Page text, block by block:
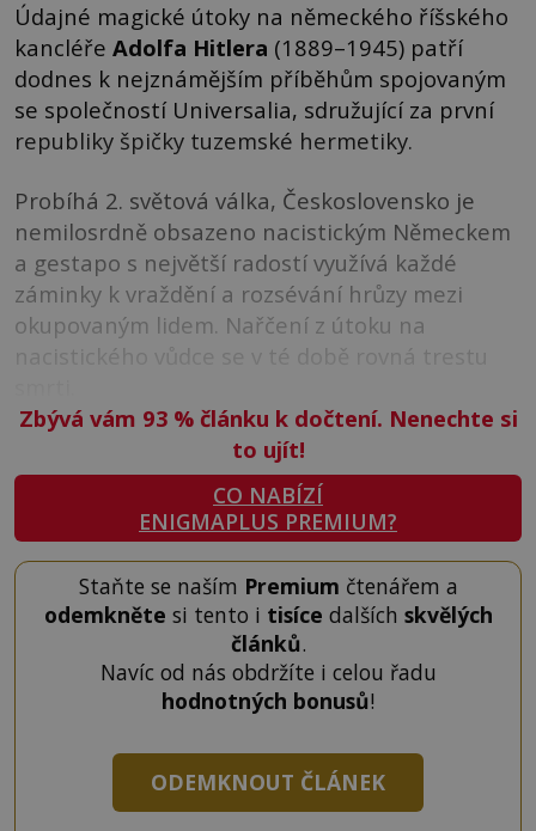
Údajné magické útoky na německého říšského
kancléře Adolfa Hitlera (1889–1945) patří
dodnes k nejznámějším příběhům spojovaným
se společností Universalia, sdružující za první
republiky špičky tuzemské hermetiky.
Probíhá 2. světová válka, Československo je
nemilosrdně obsazeno nacistickým Německem
a gestapo s největší radostí využívá každé
záminky k vraždění a rozsévání hrůzy mezi
okupovaným lidem. Nařčení z útoku na
nacistického vůdce se v té době rovná trestu
Zbývá vám 93 %článku k dočtení. Nenechte si
to ujít!
CO NABÍZÍ
ENIGMAPLUS PREMIUM?
Staňte se naším Premium čtenářem a
odemkněte si tento i tisíce dalších skvělých
článků.
Navíc od nás obdržíte i celou řadu
hodnotných bonusů!
ODEMKNOUT ČLÁNEK